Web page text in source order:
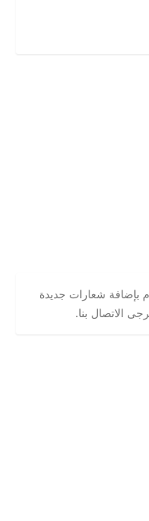
بإضافة شعارات جديدة
الاتصال بنا.